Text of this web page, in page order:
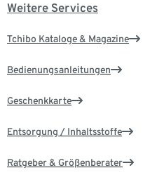
Weitere Services
Tchibo Kataloge & Magazine
Bedienungsanleitungen
Geschenkkarte
Entsorgung / Inhaltsstoffe
Ratgeber & Größenberater